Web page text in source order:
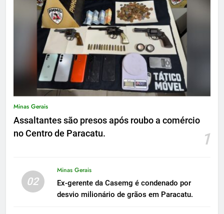
Minas Gerais
Assaltantes são presos após roubo a comércio
no Centro de Paracatu.
1
02
Minas Gerais
Ex-gerente da Casemg é condenado por
desvio milionário de grãos em Paracatu.